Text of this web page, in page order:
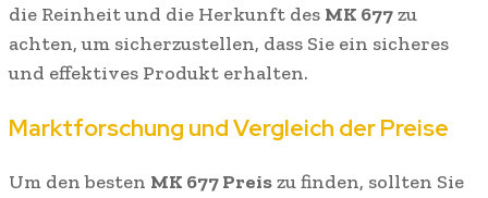
die Reinheit und die Herkunft des MK 677zu
achten, um sicherzustellen, dass Sie ein sicheres
und effektives Produkt erhalten.
Marktforschung und Vergleich der Preise
Um den besten MK 677 Preiszu finden, sollten Sie